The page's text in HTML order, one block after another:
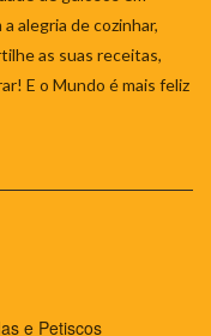
alegria de cozinhar,
as suas receitas,
E o Mundo é mais feliz
e Petiscos